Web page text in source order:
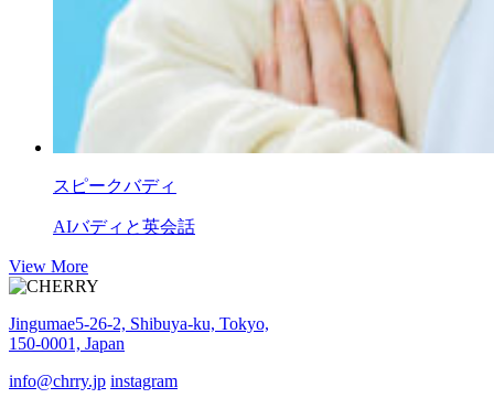
スピークバディ
AIバディと英会話
View More
Jingumae5-26-2, Shibuya-ku, Tokyo,
150-0001, Japan
info@chrry.jp instagram